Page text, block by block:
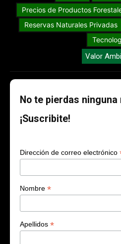
Precios de Productos
Reservas Naturales Privadas
Valor
No te pierdas ninguna
¡Suscribite!
Dirección de correo electrónico
Nombre *
Apellidos *